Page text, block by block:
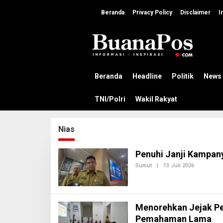
e
Beranda Privacy Policy Disclaimer
Beranda Headline Politik News
TNI/Polri Wakil Rakyat
Nias
Penuhi Janji
Sumut | 13 Juli 2026
R
D
K
Menorehkan Jejak
Pemahaman Lama